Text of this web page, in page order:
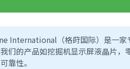
International（格莳国际）是一家
们的产品如挖掘机显示屏液晶片
靠性。